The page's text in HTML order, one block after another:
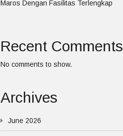
Maros Dengan Fasilitas Terlengkap
Recent Comments
No comments to show.
Archives
June 2026